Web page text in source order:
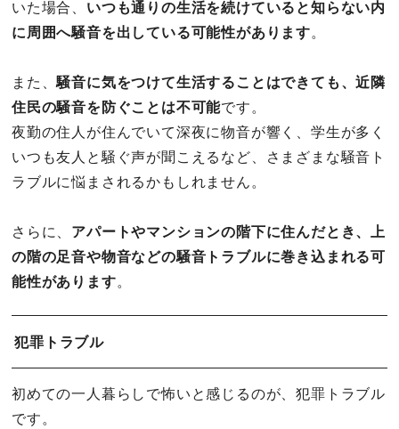
いた場合、 いつも通りの生活を続けていると知らない内
に周囲へ騒音を出している可能性があります。
また、騒音に気をつけて生活することはできても、近隣
住民の騒音を防ぐことは不可能です。
夜勤の住人が住んでいて深夜に物音が響く、学生が多く
いつも友人と騒ぐ声が聞こえるなど、さまざまな騒音ト
ラブルに悩まされるかもしれません。
さらに、 アパートやマンションの階下に住んだとき、上
の階の足音や物音などの騒音トラブルに巻き込まれる可
能性があります。
犯罪トラブル
初めての一人暮らしで怖いと感じるのが、犯罪トラブル
です。